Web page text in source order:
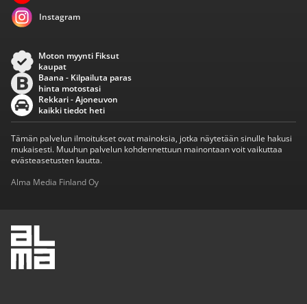
Instagram
Moton myynti Fiksut
kaupat
Baana - Kilpailuta paras
hinta motostasi
Rekkari - Ajoneuvon
kaikki tiedot heti
Tämän palvelun ilmoitukset ovat mainoksia, jotka näytetään sinulle hakusi
mukaisesti. Muuhun palvelun kohdennettuun mainontaan voit vaikuttaa
evästeasetusten kautta.
Alma Media Finland Oy